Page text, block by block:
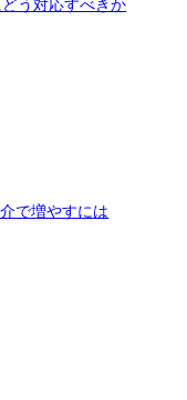
う対応すべきか
で増やすには